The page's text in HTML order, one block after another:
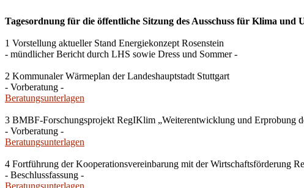
Tagesordnung für die öffentliche Sitzung des Ausschuss für Klima
1 Vorstellung aktueller Stand Energiekonzept Rosenstein
- mündlicher Bericht durch LHS sowie Dress und Sommer -
2 Kommunaler Wärmeplan der Landeshauptstadt Stuttgart
- Vorberatung -
Beratungsunterlagen
3 BMBF-Forschungsprojekt RegIKlim „Weiterentwicklung und Erprobung
- Vorberatung -
Beratungsunterlagen
4 Fortführung der Kooperationsvereinbarung mit der Wirtschaftsförderung
- Beschlussfassung -
Beratungsunterlagen